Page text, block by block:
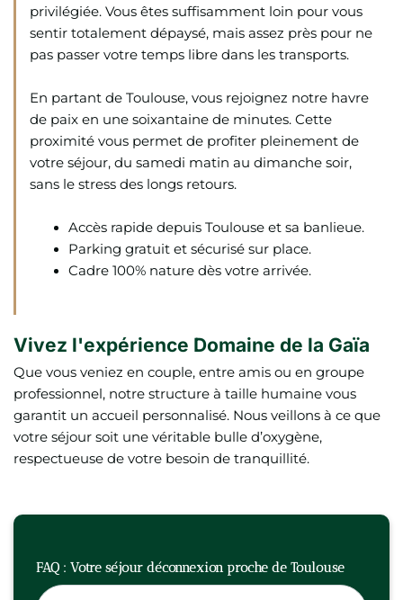
privilégiée. Vous êtes suffisamment loin pour vous
sentir totalement dépaysé, mais assez près pour ne
pas passer votre temps libre dans les transports.
En partant de Toulouse, vous rejoignez notre havre
de paix en une soixantaine de minutes. Cette
proximité vous permet de profiter pleinement de
votre séjour, du samedi matin au dimanche soir,
sans le stress des longs retours.
Accès rapide depuis Toulouse et sa banlieue.
Parking gratuit et sécurisé sur place.
Cadre 100% nature dès votre arrivée.
Vivez l'expérience Domaine de la Gaïa
Que vous veniez en couple, entre amis ou en groupe
professionnel, notre structure à taille humaine vous
garantit un accueil personnalisé. Nous veillons à ce que
votre séjour soit une véritable bulle d’oxygène,
respectueuse de votre besoin de tranquillité.
FAQ : Votre séjour déconnexion proche de Toulouse